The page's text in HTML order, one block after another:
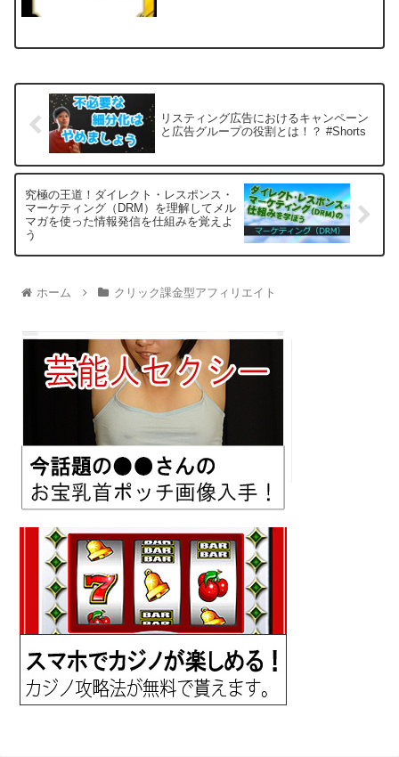
リスティング広告におけるキャンペーン
と広告グループの役割とは！？ #Shorts
究極の王道！ダイレクト・レスポンス・
マーケティング（DRM）を理解してメル
マガを使った情報発信を仕組みを覚えよ
う
ホーム クリック課金型アフィリエイト